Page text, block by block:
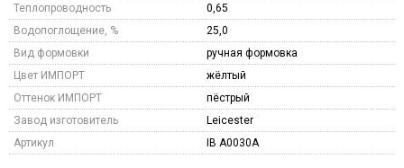
Теплопроводность
0,65
Водопоглощение, %
25,0
Вид формовки
ручная формовка
Цвет ИМПОРТ
жёлтый
Оттенок ИМПОРТ
пёстрый
Завод изготовитель
Leicester
Артикул
IB A0030A